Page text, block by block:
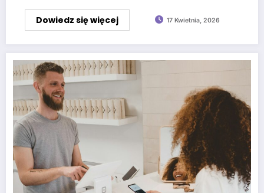
Dowiedz się więcej 17 Kwietnia, 2026